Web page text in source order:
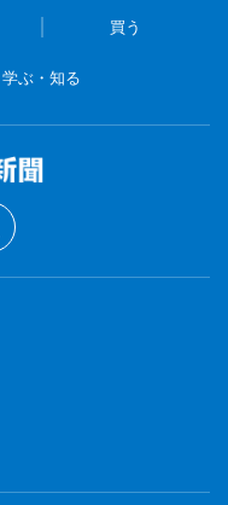
買う
学ぶ・知る